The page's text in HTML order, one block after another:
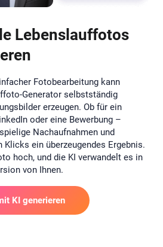
Lebenslauffotos
Fotobearbeitung kann
Generator selbstständig
erzeugen. Ob für ein
oder eine Bewerbung –
Nachaufnahmen und
Klicks ein überzeugendes Ergebnis.
hoch, und die KI verwandelt es in
von Ihnen.
KI generieren